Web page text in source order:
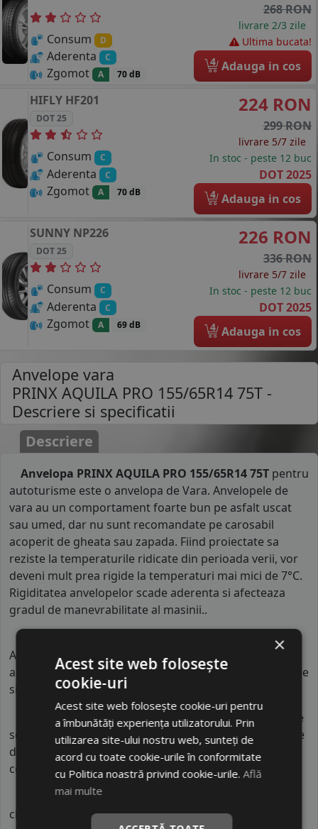
Consum D
Aderenta C
Zgomot A 70 dB
268 RON
livrare 2/3 zile
Ultima bucata!
4 Adauga in cos
HIFLY HF201
DOT 25
Consum C
Aderenta C
Zgomot A 70 dB
224 RON
299 RON
livrare 5/7 zile
In stoc - peste 12 buc
DOT 2025
4 Adauga in cos
SUNNY NP226
DOT 25
Consum C
Aderenta C
Zgomot A 69 dB
226 RON
336 RON
livrare 5/7 zile
In stoc - peste 12 buc
DOT 2025
4 Adauga in cos
Anvelope vara
PRINX AQUILA PRO 155/65R14 75T -
Descriere si specificatii
Descriere
Anvelopa PRINX AQUILA PRO 155/65R14 75T pentru
autoturisme este o anvelopa de Vara. Anvelopele de
vara au un comportament foarte bun pe asfalt uscat
sau umed, dar nu sunt recomandate pe carosabil
acoperit de gheata sau zapada. Fiind proiectate sa
reziste la temperaturile ridicate din perioada verii, vor
deveni mult prea rigide la temperaturi mai mici de 7°C.
Rigiditatea anvelopelor scade aderenta si afecteaza
gradul de manevrabilitate al masinii..
al anvelopei de varaPRINX este
Acest indice confirma ca anvelopa poate rula pe
autovehicule o viteza maxima de 190 km/h in conditii de
siguranta.
Indicele de sarcinaal anvelopei este75 . Acest indice
semnifica faptul ca anvelopa poate rula cu o capacitate
de incarcare maxima de 387 kg pe fiecare roata in
conditii de siguranta.
Indicele de consum
clasa de consum de carburant al autovehiculului. Intre
×
Acest site web folosește
cookie-uri
Acest site web folosește cookie-uri pentru
a îmbunătăți experiența utilizatorului. Prin
utilizarea site-ului nostru web, sunteți de
acord cu toate cookie-urile în conformitate
cu Politica noastră privind cookie-urile.Află
mai multe